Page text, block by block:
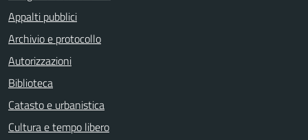
Appalti pubblici
Archivio e protocollo
Autorizzazioni
Biblioteca
Catasto e urbanistica
Cultura e tempo libero